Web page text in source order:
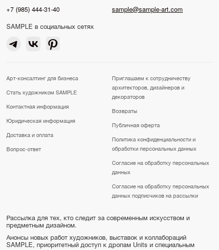
+7 (985) 444-31-40
sample@sample-art.com
SAMPLE в социальных сетях
Арт-консалтинг для бизнеса
Стать художником SAMPLE
Контактная информация
Юридическая информация
Доставка и оплата
Вопрос-ответ
Приглашаем к сотрудничеству
архитекторов, дизайнеров и
декораторов
Возвраты
Публичная оферта
Политика конфиденциальности и
обработки персональных данных
Согласие на обработку персональных
данных
Согласие на обработку персональных
данных подписчиков на рассылки
Рассылка для тех, кто следит за современным искусством и
предметным дизайном.
Анонсы новых работ художников, выставок и коллабораций
SAMPLE, приоритетный доступ к дропам Units и специальным